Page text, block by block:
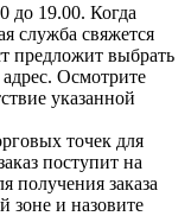
до 19.00. Когда
служба свяжется
предложит выбрать
Осмотрите
указанной
точек для
поступит на
получения заказа
зоне и назовите